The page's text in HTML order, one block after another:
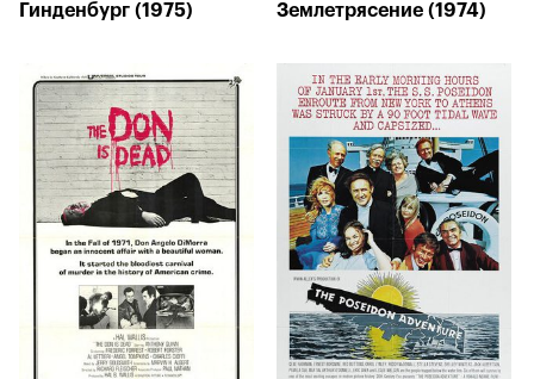
Гинденбург (1975) Землетрясение (1974)